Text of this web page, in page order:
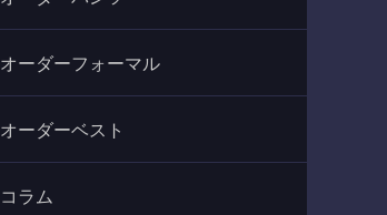
オーダーフォーマル
オーダーベスト
コラム